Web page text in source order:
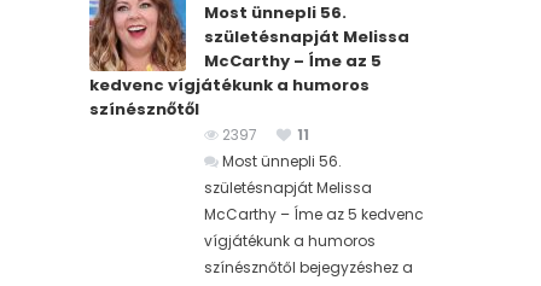
Most ünnepli 56.
születésnapját Melissa
McCarthy – Íme az 5
kedvenc vígjátékunk a humoros
színésznőtől
2397
11
Most ünnepli 56.
születésnapját Melissa
McCarthy – Íme az 5 kedvenc
vígjátékunk a humoros
színésznőtől bejegyzéshez a